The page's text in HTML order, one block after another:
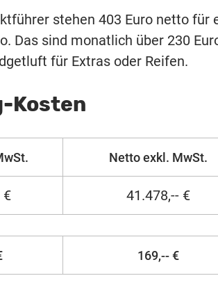
stehen 403 Euro netto für
Das sind monatlich über 230
für Extras oder Reifen.
Kosten
Netto exkl. MwSt.
€ 41.478,-- €
169,-- €